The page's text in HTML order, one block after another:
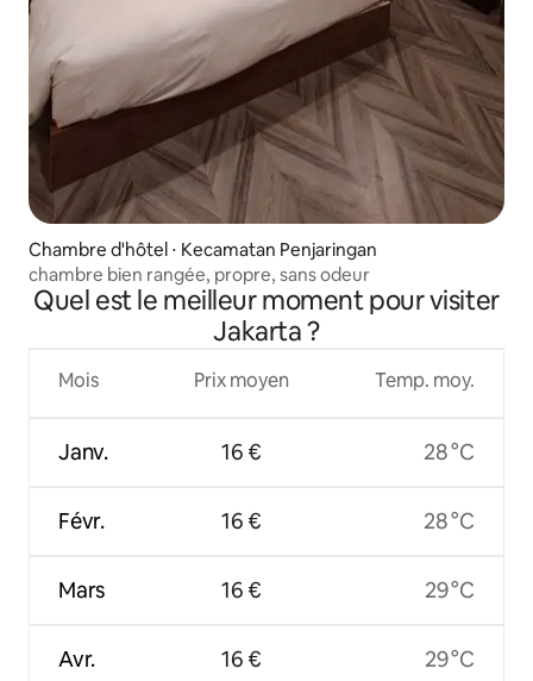
Chambre d'hôtel ⋅ Kecamatan Penjaringan
chambre bien rangée, propre, sans odeur
Quel est le meilleur moment pour visiter
Jakarta ?
Mois
Janv.
Févr.
Mars
Avr.
Prix moyen
16 €
16 €
16 €
16 €
Temp. moy.
28 °C
28 °C
29 °C
29 °C